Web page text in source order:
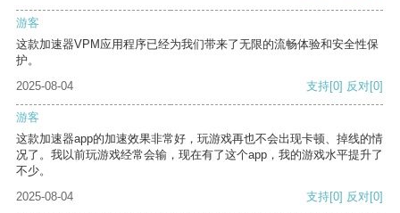
游客
这款加速器VPM应用程序已经为我们带来了无限的流畅体验和安全性保
护。
2025-08-04
支持[0] 反对[0]
游客
这款加速器app的加速效果非常好，玩游戏再也不会出现卡顿、掉线的情
况了。我以前玩游戏经常会输，现在有了这个app，我的游戏水平提升了
不少。
2025-08-04
支持[0] 反对[0]